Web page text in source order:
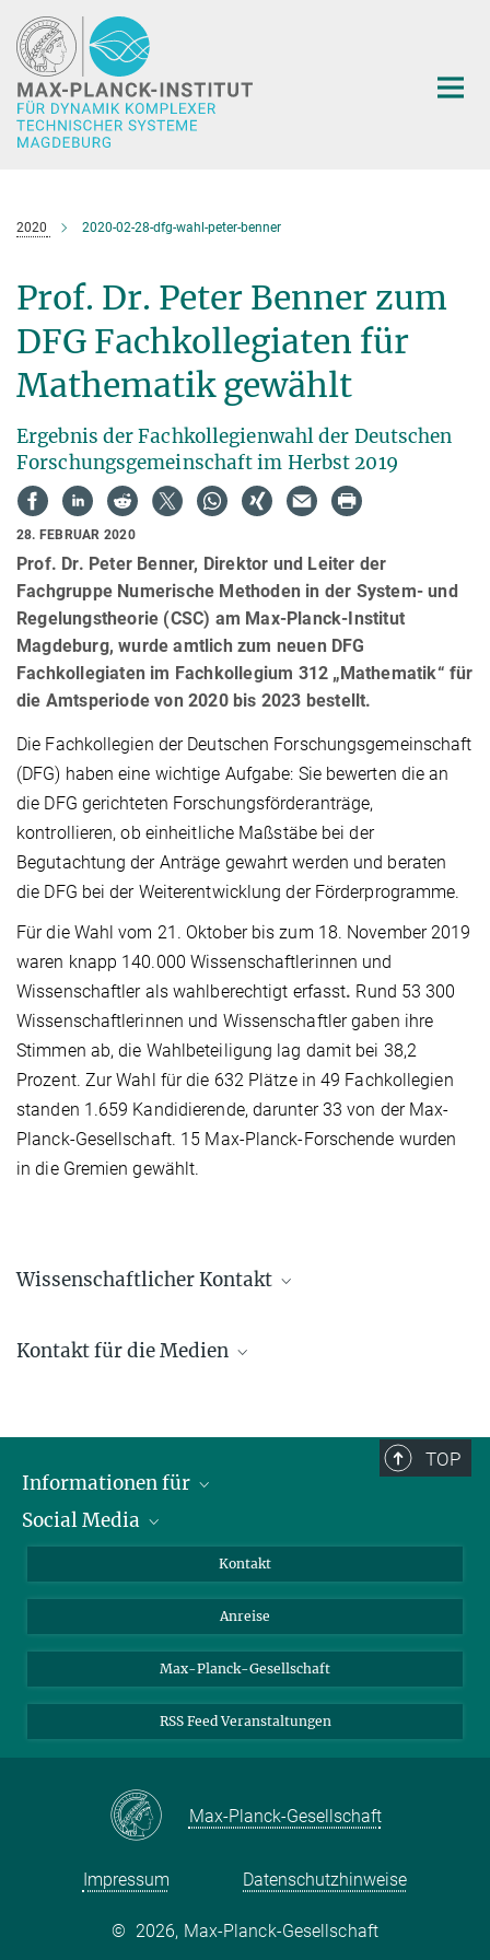
Hauptinhalt
2020 2020-02-28-dfg-wahl-peter-benner
Prof. Dr. Peter Benner zum
DFG Fachkollegiaten für
Mathematik gewählt
Ergebnis der Fachkollegienwahl der Deutschen
Forschungsgemeinschaft im Herbst 2019
28. FEBRUAR 2020
Prof. Dr. Peter Benner, Direktor und Leiter der
Fachgruppe Numerische Methoden in der System- und
Regelungstheorie (CSC) am Max-Planck-Institut
Magdeburg, wurde amtlich zum neuen DFG
Fachkollegiaten im Fachkollegium 312 „Mathematik“ für
die Amtsperiode von 2020 bis 2023 bestellt.
Die Fachkollegien der Deutschen Forschungsgemeinschaft
(DFG) haben eine wichtige Aufgabe: Sie bewerten die an
die DFG gerichteten Forschungsförderanträge,
kontrollieren, ob einheitliche Maßstäbe bei der
Begutachtung der Anträge gewahrt werden und beraten
die DFG bei der Weiterentwicklung der Förderprogramme.
Für die Wahl vom 21. Oktober bis zum 18. November 2019
waren knapp 140.000 Wissenschaftlerinnen und
Wissenschaftler als wahlberechtigt erfasst. Rund 53 300
Wissenschaftlerinnen und Wissenschaftler gaben ihre
Stimmen ab, die Wahlbeteiligung lag damit bei 38,2
Prozent. Zur Wahl für die 632 Plätze in 49 Fachkollegien
standen 1.659 Kandidierende, darunter 33 von der Max-
Planck-Gesellschaft. 15 Max-Planck-Forschende wurden
in die Gremien gewählt.
Wissenschaftlicher Kontakt
+49 391 6110-450
Mehr zur DFG Fachkollegien Wahl 2019
Kontakt für die Medien
© Harald Krieg / MPI
presse@...
TOP
Informationen für
Wissenschaftlerinnen und Wissenschaftler
Bewerberinnen und Bewerber
Medienvertreter
Schülerinnen und Schüler
Social Media
YouTube
Mastodon
Kontakt
Anreise
Max-Planck-Gesellschaft
RSS Feed Veranstaltungen
Max-Planck-Gesellschaft
Impressum Datenschutzhinweise
© 2026, Max-Planck-Gesellschaft